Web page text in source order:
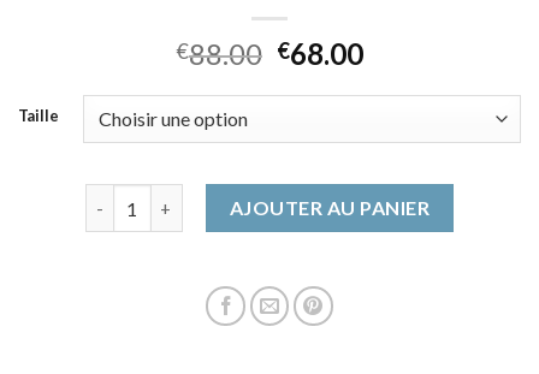
€88.00 €68.00
Taille
AJOUTER AU PANIER